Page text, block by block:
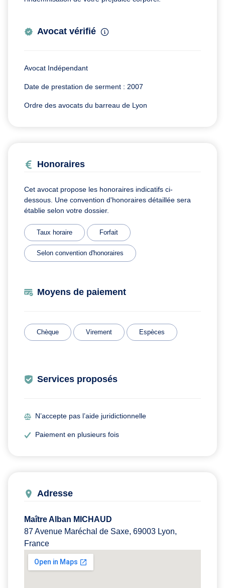
Avocat vérifié
Avocat Indépendant
Date de prestation de serment : 2007
Ordre des avocats du barreau de Lyon
Honoraires
Cet avocat propose les honoraires indicatifs ci-
dessous. Une convention d'honoraires détaillée sera
établie selon votre dossier.
Taux horaire Forfait
Selon convention d'honoraires
Moyens de paiement
Chèque Virement Espèces
Services proposés
N’accepte pas l’aide juridictionnelle
Paiement en plusieurs fois
Adresse
Maître Alban MICHAUD
87 Avenue Maréchal de Saxe, 69003 Lyon,
France